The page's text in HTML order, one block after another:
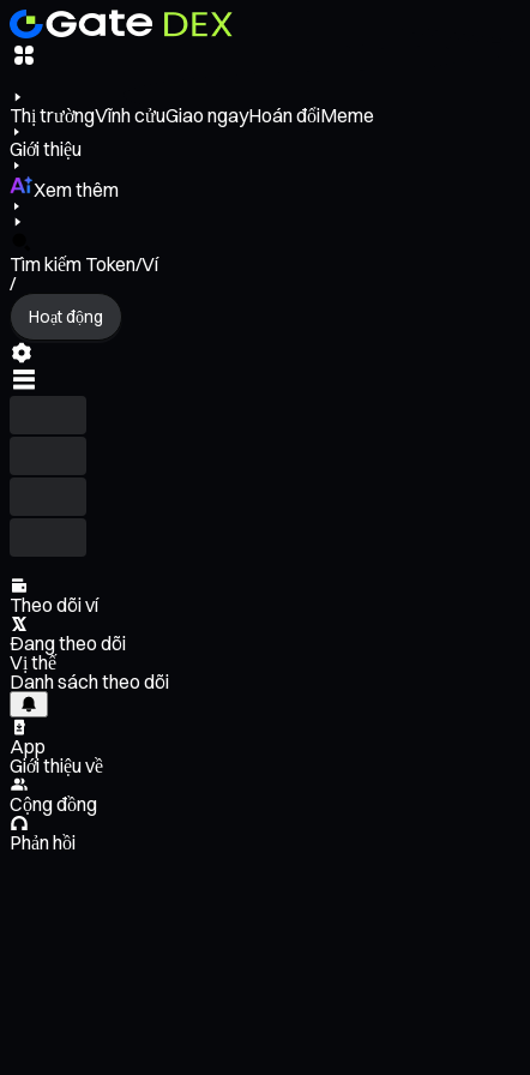
Thị trườngVĩnh cửuGiao ngayHoán đổiMeme
Giới thiệu
Xem thêm
Tìm kiếm Token/Ví
/
Hoạt động
Theo dõi ví
Đang theo dõi
Vị thế
Danh sách theo dõi
App
Giới thiệu về
Cộng đồng
Phản hồi